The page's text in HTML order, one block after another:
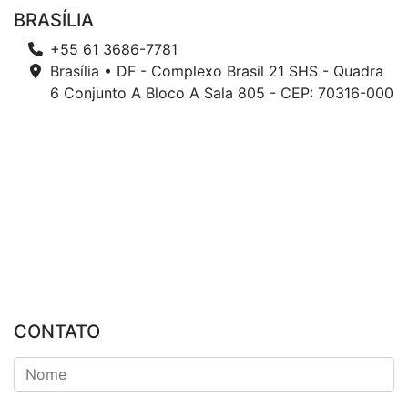
BRASÍLIA
+55 61 3686-7781
Brasília • DF - Complexo Brasil 21 SHS - Quadra
6 Conjunto A Bloco A Sala 805 - CEP: 70316-000
CONTATO